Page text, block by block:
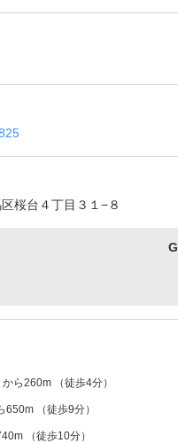
桜台４丁目３１−８
から260m （徒歩4分）
650m （徒歩9分）
（徒歩10分）